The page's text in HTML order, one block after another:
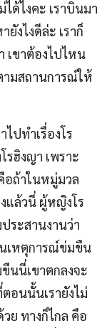
ด้ไงคะ เราบินมา
งไงดีล่ะ เราก็
เขาต้องไปไหน
ามสถานการณ์ให้
ปทำเรื่องโร
รฮิงญา เพราะ
อถ้าในหมู่มวล
แล้วนี่ ผู้หญิงโร
ระสานงานว่า
เหตุการณ์ข่มขืน
นนี่เขาตกลงจะ
อนนั้นเรายังไม่
ย ทางก็ไกล คือ